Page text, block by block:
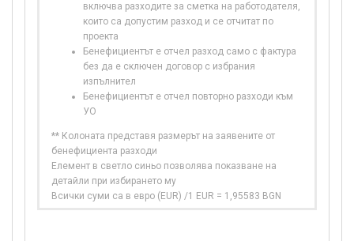
включва разходите за сметка на работодателя,
които са допустим разход и се отчитат по
проекта
Бенефициентът е отчел разход само с фактура
без да е сключен договор с избрания
изпълнител
Бенефициентът е отчел повторно разходи към
УО
** Колоната представя размерът на заявените от
бенефициента разходи
Елемент в светло синьо позволява показване на
детайли при избирането му
Всички суми са в евро (EUR) /1 EUR = 1,95583 BGN